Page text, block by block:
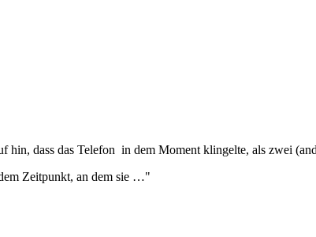
hin, dass das Telefon in dem Moment klingelte, als zwei
Zeitpunkt, an dem sie …"